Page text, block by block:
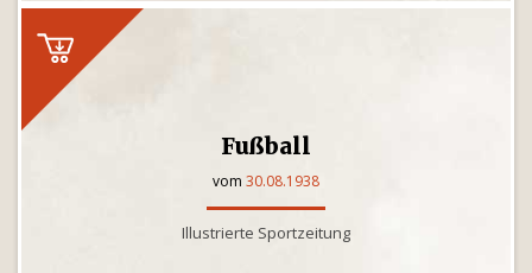
Fußball
vom 30.08.1938
Illustrierte Sportzeitung